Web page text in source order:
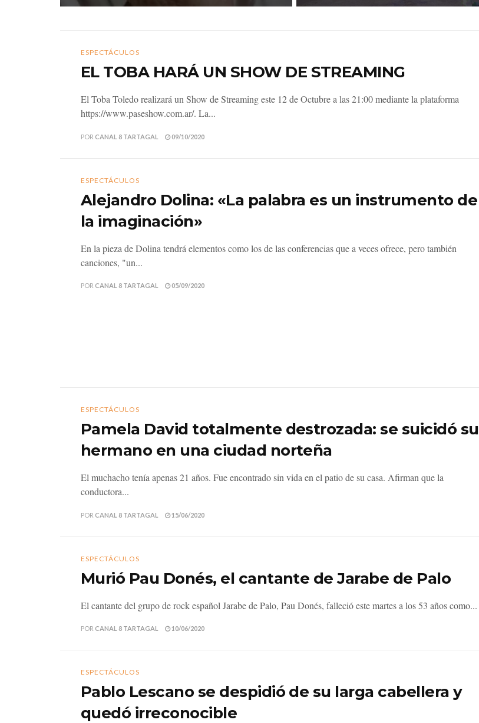
ESPECTÁCULOS
EL TOBA HARÁ UN SHOW DE STREAMING
El Toba Toledo realizará un Show de Streaming este 12 de Octubre a las 21:00 mediante la plataforma
https://www.paseshow.com.ar/. La...
POR CANAL 8 TARTAGAL 09/10/2020
ESPECTÁCULOS
Alejandro Dolina: «La palabra es un instrumento de
la imaginación»
En la pieza de Dolina tendrá elementos como los de las conferencias que a veces ofrece, pero también
canciones, "un...
POR CANAL 8 TARTAGAL 05/09/2020
ESPECTÁCULOS
Pamela David totalmente destrozada: se suicidó su
hermano en una ciudad norteña
El muchacho tenía apenas 21 años. Fue encontrado sin vida en el patio de su casa. Afirman que la
conductora...
POR CANAL 8 TARTAGAL 15/06/2020
ESPECTÁCULOS
Murió Pau Donés, el cantante de Jarabe de Palo
El cantante del grupo de rock español Jarabe de Palo, Pau Donés, falleció este martes a los 53 años como...
POR CANAL 8 TARTAGAL 10/06/2020
ESPECTÁCULOS
Pablo Lescano se despidió de su larga cabellera y
quedó irreconocible